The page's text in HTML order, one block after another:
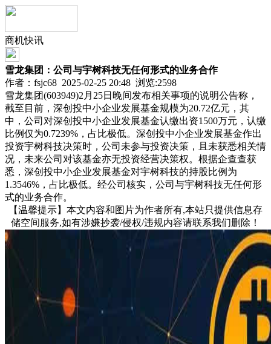
商机快讯
雪龙集团：公司与宇树科技无任何形式的业务合作
作者：fsjc68 2025-02-25 20:48 浏览:2598
雪龙集团(603949)2月25日晚间发布相关事项的说明公告称，
截至目前，深创投中小企业发展基金规模为20.72亿元，其
中，公司对深创投中小企业发展基金认缴出资1500万元，认缴
比例仅为0.7239%，占比极低。深创投中小企业发展基金作出
投资宇树科技决策时，公司未参与投资决策，且未获悉相关情
况，未来公司对该基金亦无投资经营决策权。根据企查查获
悉，深创投中小企业发展基金对宇树科技的持股比例为
1.3546%，占比极低。经公司核实，公司与宇树科技无任何形
式的业务合作。
【温馨提示】本文内容和图片为作者所有,本站只提供信息存
储空间服务,如有涉嫌抄袭/侵权/违规内容请联系我们删除！